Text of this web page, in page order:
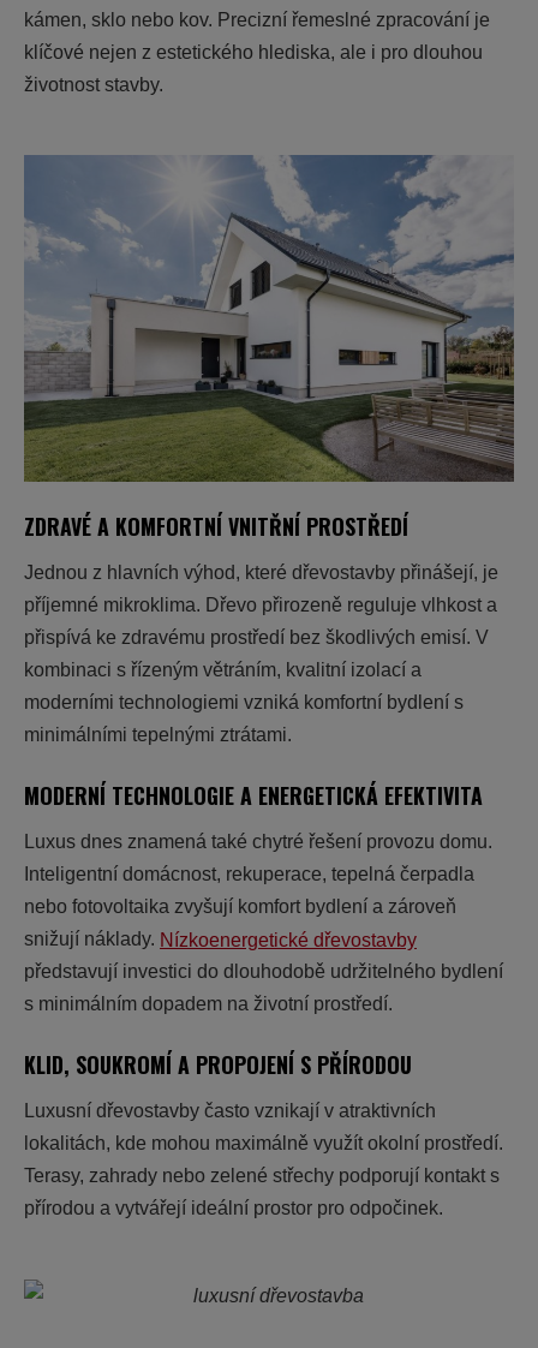
kámen, sklo nebo kov. Precizní řemeslné zpracování je
klíčové nejen z estetického hlediska, ale i pro dlouhou
životnost stavby.
ZDRAVÉ A KOMFORTNÍ VNITŘNÍ PROSTŘEDÍ
Jednou z hlavních výhod, které dřevostavby přinášejí, je
příjemné mikroklima. Dřevo přirozeně reguluje vlhkost a
přispívá ke zdravému prostředí bez škodlivých emisí. V
kombinaci s řízeným větráním, kvalitní izolací a
moderními technologiemi vzniká komfortní bydlení s
minimálními tepelnými ztrátami.
MODERNÍ TECHNOLOGIE A ENERGETICKÁ EFEKTIVITA
Luxus dnes znamená také chytré řešení provozu domu.
Inteligentní domácnost, rekuperace, tepelná čerpadla
nebo fotovoltaika zvyšují komfort bydlení a zároveň
snižují náklady. Nízkoenergetické dřevostavby
představují investici do dlouhodobě udržitelného bydlení
s minimálním dopadem na životní prostředí.
KLID, SOUKROMÍ A PROPOJENÍ S PŘÍRODOU
Luxusní dřevostavby často vznikají v atraktivních
lokalitách, kde mohou maximálně využít okolní prostředí.
Terasy, zahrady nebo zelené střechy podporují kontakt s
přírodou a vytvářejí ideální prostor pro odpočinek.